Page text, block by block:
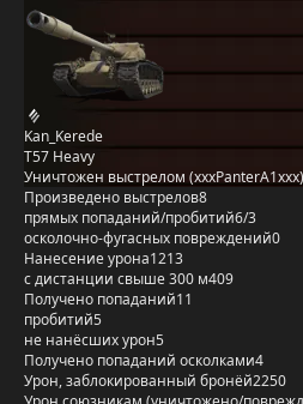
Kan_Kerede
T57 Heavy
Уничтожен выстрелом (xxxPanterA1xxx)
Произведено выстрелов8
прямых попаданий/пробитий6/3
осколочно-фугасных повреждений0
Нанесение урона1213
с дистанции свыше 300 м409
Получено попаданий11
пробитий5
не нанёсших урон5
Получено попаданий осколками4
Урон, заблокированный бронёй2250